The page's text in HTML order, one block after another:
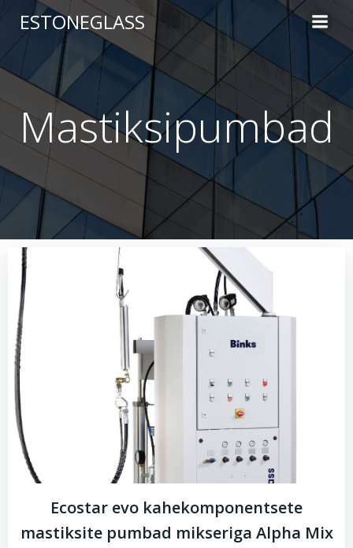
Skip
content
ESTONEGLASS
Mastiksipumbad
Ecostar evo kahekomponentsete
mastiksite pumbad mikseriga Alpha Mix